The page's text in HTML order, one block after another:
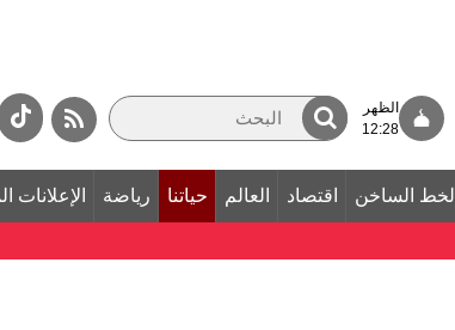
الظهر
12:28
الخط الساخن اقتصاد العالم حياتنا رياضة الإعلانات